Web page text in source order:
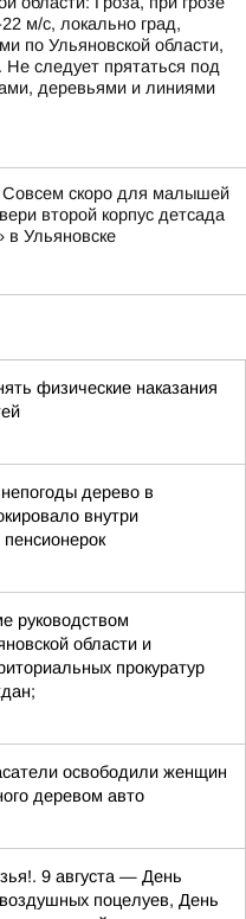
м/с, локально град,
по Ульяновской области,
Не следует прятаться под
деревьями и линиями
Совсем скоро для малышей
второй корпус детсада
Ульяновске
физические наказания
дерево в
внутри
руководством
области и
прокуратур
освободили женщин
деревом авто
9 августа — День
поцелуев, День